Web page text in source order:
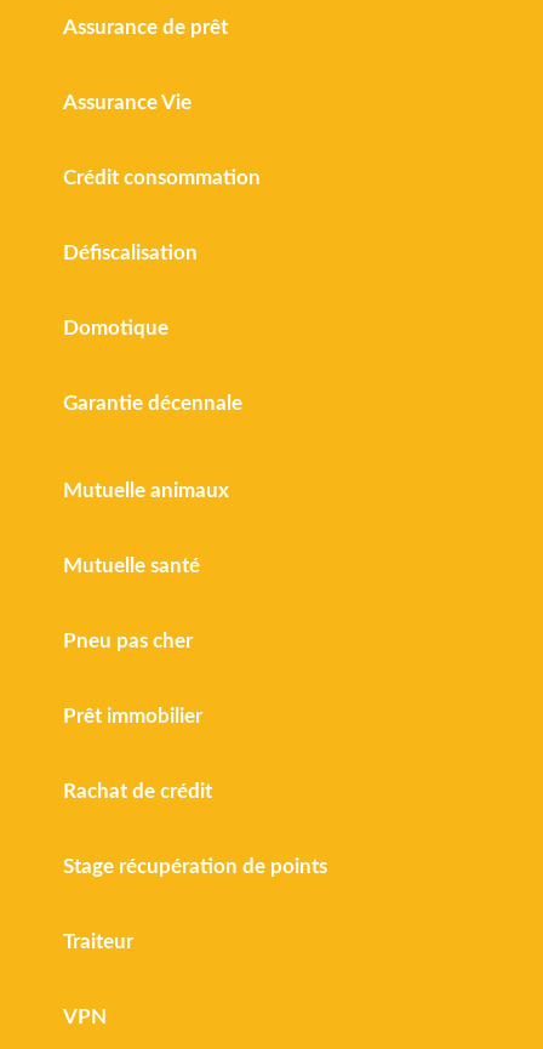
Assurance de prêt
Assurance Vie
Crédit consommation
Défiscalisation
Domotique
Garantie décennale
Mutuelle animaux
Mutuelle santé
Pneu pas cher
Prêt immobilier
Rachat de crédit
Stage récupération de points
Traiteur
VPN